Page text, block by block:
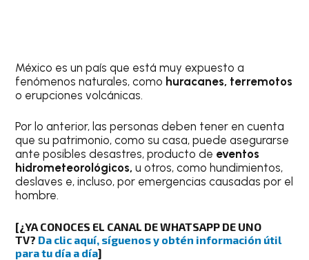
México es un país que está muy expuesto a
fenómenos naturales, como huracanes, terremotos
o erupciones volcánicas.
Por lo anterior, las personas deben tener en cuenta
que su patrimonio, como su casa, puede asegurarse
ante posibles desastres, producto de eventos
hidrometeorológicos, u otros, como hundimientos,
deslaves e, incluso, por emergencias causadas por el
hombre.
[¿YA CONOCES EL CANAL DE WHATSAPP DE UNO
TV? Da clic aquí, síguenos y obtén información útil
para tu día a día]